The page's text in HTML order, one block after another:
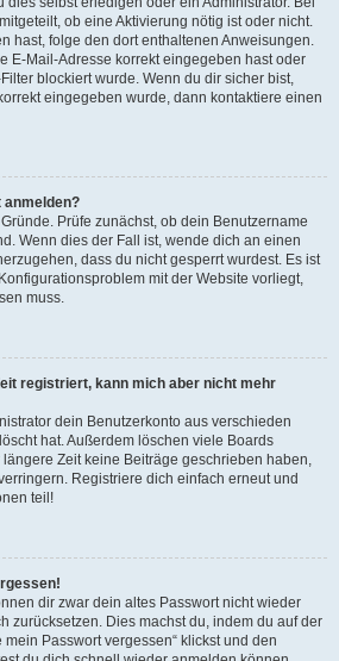
ob eine Aktivierung nötig ist oder nicht.
hast, folge den dort enthaltenen Anweisungen.
E-Mail-Adresse korrekt eingegeben hast oder
blockiert wurde. Wenn du dir sicher bist,
eingegeben wurde, dann kontaktiere einen
anmelden?
Prüfe zunächst, ob dein Benutzername
Wenn dies der Fall ist, wende dich an einen
dass du nicht gesperrt wurdest. Es ist
mit der Website vorliegt,
muss.
registriert, kann mich aber nicht mehr
dein Benutzerkonto aus verschieden
hat. Außerdem löschen viele Boards
Zeit keine Beiträge geschrieben haben,
Registriere dich einfach erneut und
teil!
dir zwar dein altes Passwort nicht wieder
zurücksetzen. Dies machst du, indem du auf der
Passwort vergessen“ klickst und den